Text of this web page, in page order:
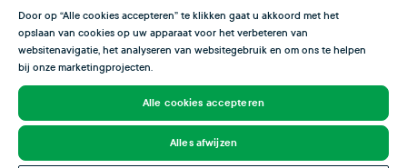
Venta
Tanto fresco cómo congelado, lo cual congelamos en
producto congelado de calidad extraordinario.
Door op “Alle cookies accepteren” te klikken gaat u akkoord met het
opslaan van cookies op uw apparaat voor het verbeteren van
websitenavigatie, het analyseren van websitegebruik en om ons te helpen
bij onze marketingprojecten.
Alle cookies accepteren
Alles afwijzen